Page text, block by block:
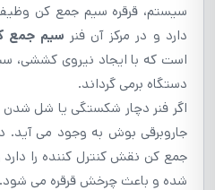
سیستم، قرقره سیم جمع کن
دارد و در مرکز آن فنر سیم جمع
است که با ایجاد نیروی کششی،
دستگاه برمی گرداند.
اگر فنر دچار شکستگی یا شل
جاروبرقی بوش به وجود می آید.
جمع کن نقش کنترل کننده را دارد
شده و باعث چرخش قرقره می شود.